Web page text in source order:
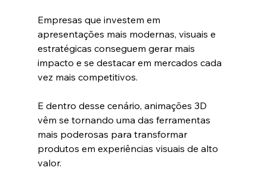
Empresas que investem em
apresentações mais modernas, visuais e
estratégicas conseguem gerar mais
impacto e se destacar em mercados cada
vez mais competitivos.
E dentro desse cenário, animações 3D
vêm se tornando uma das ferramentas
mais poderosas para transformar
produtos em experiências visuais de alto
valor.